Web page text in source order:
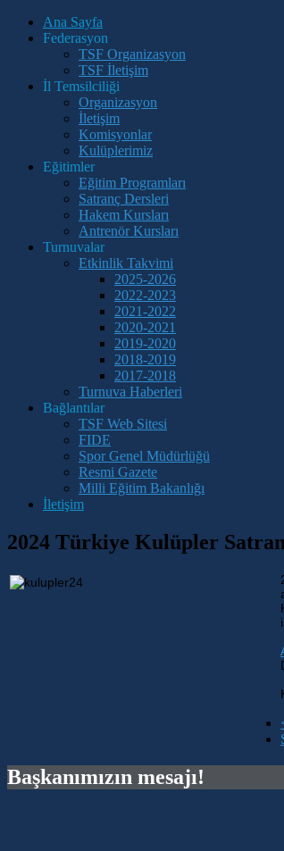
Ana Sayfa
Federasyon
TSF Organizasyon
TSF İletişim
İl Temsilciliği
Organizasyon
İletişim
Komisyonlar
Kulüplerimiz
Eğitimler
Eğitim Programları
Satranç Dersleri
Hakem Kursları
Antrenör Kursları
Turnuvalar
Etkinlik Takvimi
2025-2026
2022-2023
2021-2022
2020-2021
2019-2020
2018-2019
2017-2018
Turnuva Haberleri
Bağlantılar
TSF Web Sitesi
FIDE
Spor Genel Müdürlüğü
Resmi Gazete
Milli Eğitim Bakanlığı
İletişim
2024 Türkiye Kulüpler
Başkanımızın mesajı!